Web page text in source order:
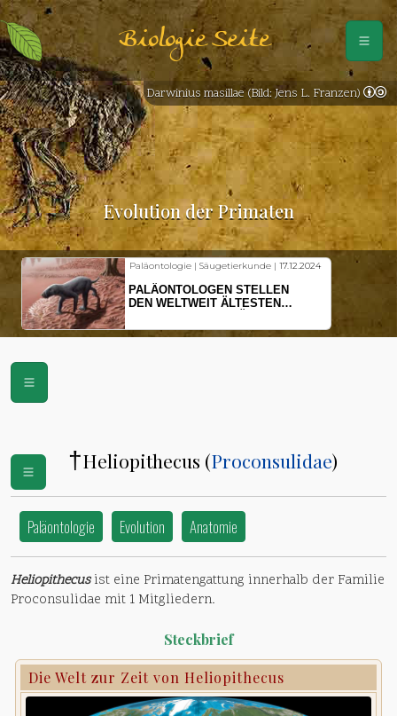
Biologie Seite
Evolution der Primaten
Paläontologie | Säugetierkunde | 17.12.2024
PALÄONTOLOGEN STELLEN
DEN WELTWEIT ÄLTESTEN
VOR
Darwinius masillae (Bild: Jens L. Franzen)
†Heliopithecus (Proconsulidae)
Paläontologie Evolution Anatomie
Heliopithecusist eine Primatengattung innerhalb der Familie
Proconsulidae mit 1 Mitgliedern.
Steckbrief
Die Welt zur Zeit von Heliopithecus